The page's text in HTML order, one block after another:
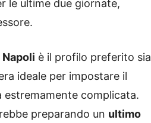
le ultime due giornate,
Napoli è il profilo preferito sia
ideale per impostare il
complicata.
preparando un ultimo